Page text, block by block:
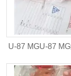
U-87 MGU-87
星形胶质母细胞